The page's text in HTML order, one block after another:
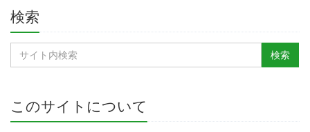
検索
このサイトについて